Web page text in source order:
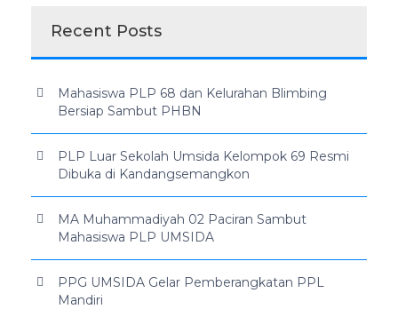
Recent Posts
Mahasiswa PLP 68 dan Kelurahan Blimbing
Bersiap Sambut PHBN
PLP Luar Sekolah Umsida Kelompok 69 Resmi
Dibuka di Kandangsemangkon
MA Muhammadiyah 02 Paciran Sambut
Mahasiswa PLP UMSIDA
PPG UMSIDA Gelar Pemberangkatan PPL
Mandiri